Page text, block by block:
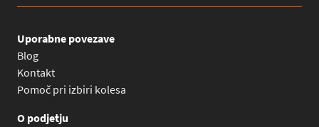
Uporabne povezave
Blog
Kontakt
Pomoč pri izbiri kolesa
O podjetju